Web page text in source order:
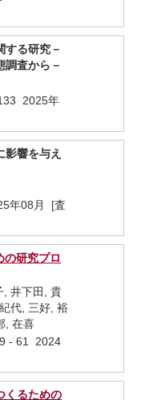
する研究－
調査から－
2025年
影響を与え
年08月 [査
の研究プロ
, 井下田, 貴
代, 三好, 裕
, 在喜
- 61 2024
くるための